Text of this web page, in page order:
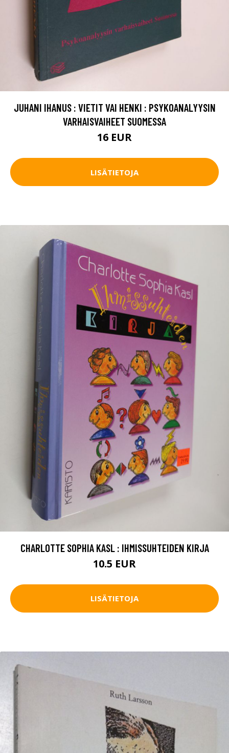
JUHANI IHANUS : VIETIT VAI HENKI : PSYKOANALYYSIN
VARHAISVAIHEET SUOMESSA
16 EUR
LISÄTIETOJA
CHARLOTTE SOPHIA KASL : IHMISSUHTEIDEN KIRJA
10.5 EUR
LISÄTIETOJA